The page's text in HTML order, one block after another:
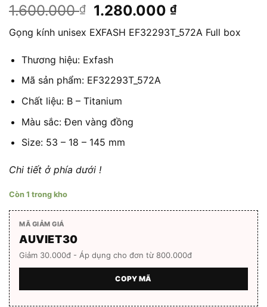
1.600.000₫
Giá
gốc
là:
1.600.000 ₫.
1.280.000₫Giá
hiện
tại
Gọng kính unisex EXFASH EF32293T_572A Full box
Thương hiệu: Exfash
Mã sản phẩm: EF32293T_572A
Chất liệu: B – Titanium
Màu sắc: Đen vàng đồng
Size: 53 – 18 – 145 mm
Chi tiết ở phía dưới !
Còn 1 trong kho
MÃ GIẢM GIÁ
AUVIET30
Giảm 30.000đ - Áp dụng cho đơn từ 800.000đ
COPY MÃ